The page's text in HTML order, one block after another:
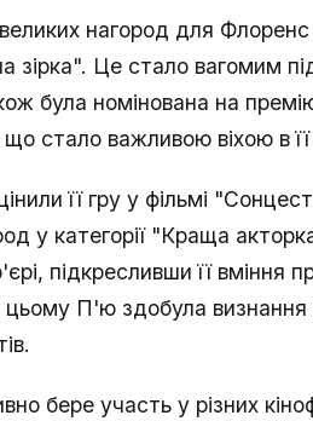
нагород для
зірка". Це стало вагомим
була номінована на
стало важливою віхою в її
її гру у фільмі
у категорії "Краща
підкресливши її вміння
П'ю здобула визнання
бере участь у різних